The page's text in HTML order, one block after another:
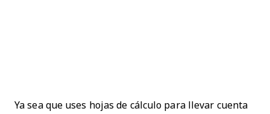
Ya sea que uses hojas de cálculo para llevar cuenta